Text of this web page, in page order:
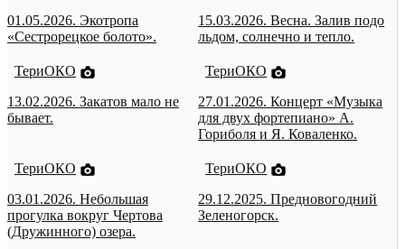
01.05.2026. Экотропа
«Сестрорецкое болото».
15.03.2026. Весна. Залив подо
льдом, солнечно и тепло.
ТериОКО
13.02.2026. Закатов мало не
бывает.
ТериОКО
27.01.2026. Концерт «Музыка
для двух фортепиано» А.
Гориболя и Я. Коваленко.
ТериОКО
03.01.2026. Небольшая
прогулка вокруг Чертова
(Дружинного) озера.
ТериОКО
29.12.2025. Предновогодний
Зеленогорск.